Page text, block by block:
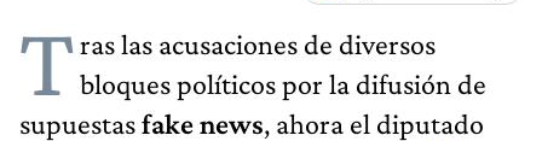
Tras las acusaciones de diversos
bloques políticos por la difusión de
supuestasfake news, ahora el diputado